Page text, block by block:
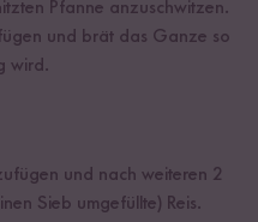
Pfanne anzuschwitzen.
und brät das Ganze so
wird.
und nach weiteren 2
Sieb umgefüllte) Reis.